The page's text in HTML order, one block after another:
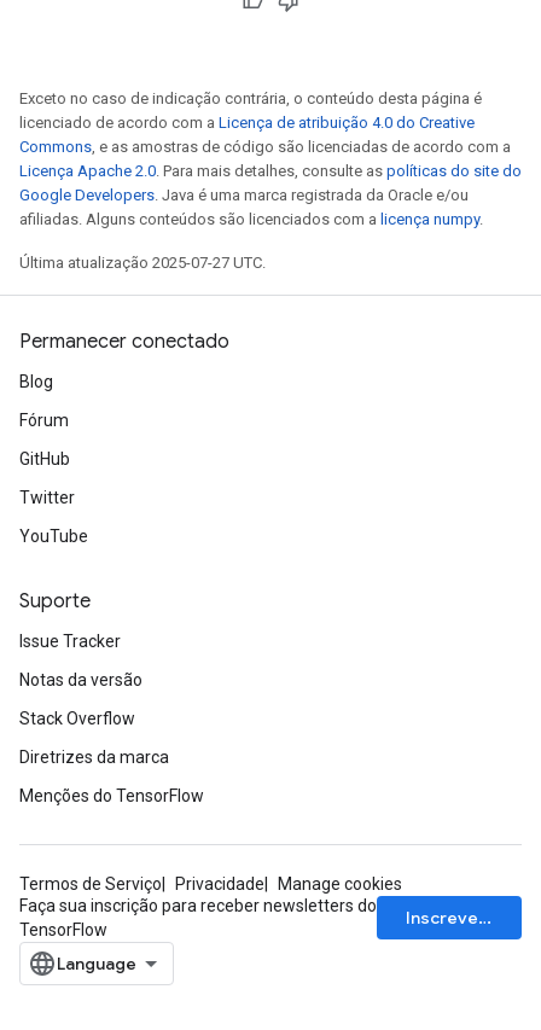
Exceto no caso de indicação contrária, o conteúdo desta página é
licenciado de acordo com a Licença de atribuição 4.0 do Creative
Commons, e as amostras de código são licenciadas de acordo com a
Licença Apache 2.0. Para mais detalhes, consulte as políticas do site do
Google Developers. Java é uma marca registrada da Oracle e/ou
afiliadas. Alguns conteúdos são licenciados com a licença numpy.
Última atualização 2025-07-27 UTC.
Permanecer conectado
Blog
Fórum
GitHub
Twitter
YouTube
Suporte
Issue Tracker
Notas da versão
Stack Overflow
Diretrizes da marca
Menções do TensorFlow
Termos de Serviço Privacidade
Manage cookies
Faça sua inscrição para receber newsletters do
TensorFlow
Inscrever-se